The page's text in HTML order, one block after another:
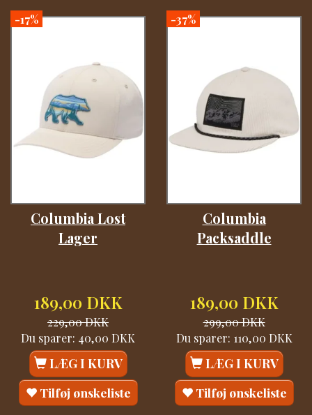
-17%
Columbia Lost
Lager
189,00 DKK
229,00 DKK
Du sparer: 40,00 DKK
LÆG I KURV
Tilføj ønskeliste
-37%
Columbia
Packsaddle
189,00 DKK
299,00 DKK
Du sparer: 110,00 DKK
LÆG I KURV
Tilføj ønskeliste